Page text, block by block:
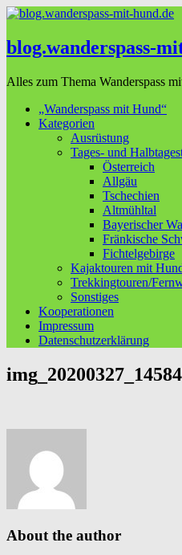
blog.wanderspass-
Alles zum Thema Wanderspass
„Wanderspass mit Hund“
Kategorien
Ausrüstung
Tages- und
Österreich
Allgäu
Tschechien
Altmühltal
Bayerischer
Fränkische
Fichtelgebirge
Kajaktouren mit
Trekkingtouren/
Sonstiges
Kooperationen
Impressum
Datenschutzerklärung
About the author